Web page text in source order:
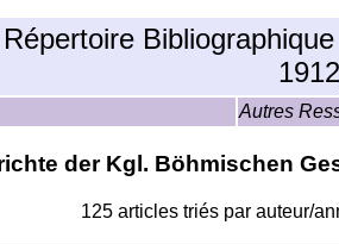
Autres
der Kgl. Böhmischen
125 articles triés par auteur/